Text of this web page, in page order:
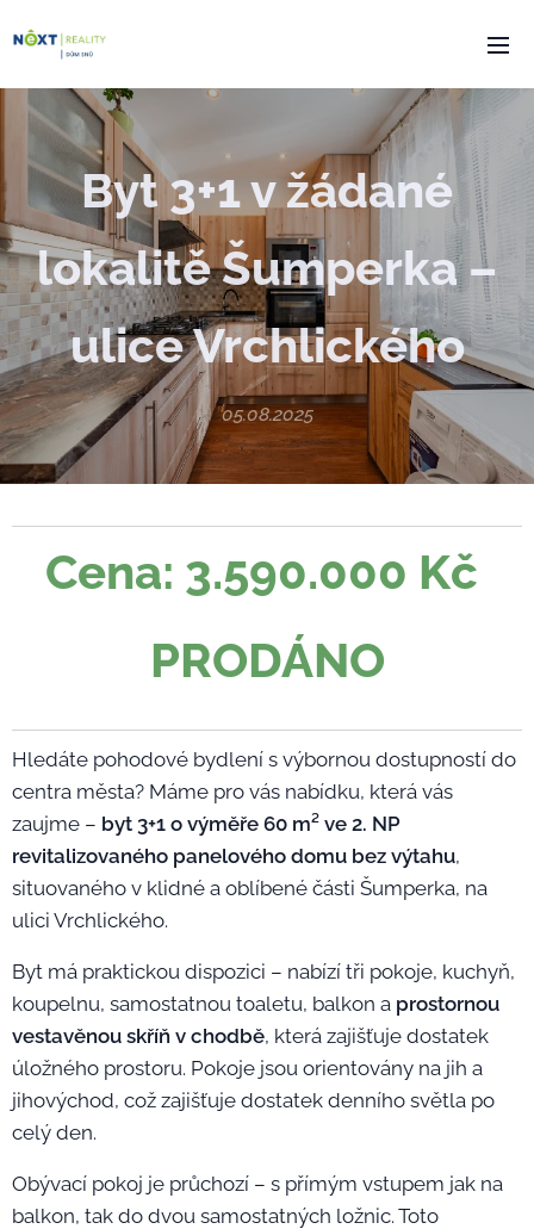
Byt 3+1 v žádané
lokalitě Šumperka –
ulice Vrchlického
05.08.2025
Cena: 3.590.000 Kč
PRODÁNO
Hledáte pohodové bydlení s výbornou dostupností do
centra města? Máme pro vás nabídku, která vás
zaujme – byt 3+1 o výměře 60 m² ve 2. NP
revitalizovaného panelového domu bez výtahu,
situovaného v klidné a oblíbené části Šumperka, na
ulici Vrchlického.
Byt má praktickou dispozici – nabízí tři pokoje, kuchyň,
koupelnu, samostatnou toaletu, balkon a prostornou
vestavěnou skříň v chodbě, která zajišťuje dostatek
úložného prostoru. Pokoje jsou orientovány na jih a
jihovýchod, což zajišťuje dostatek denního světla po
celý den.
Obývací pokoj je průchozí – s přímým vstupem jak na
balkon, tak do dvou samostatných ložnic. Toto